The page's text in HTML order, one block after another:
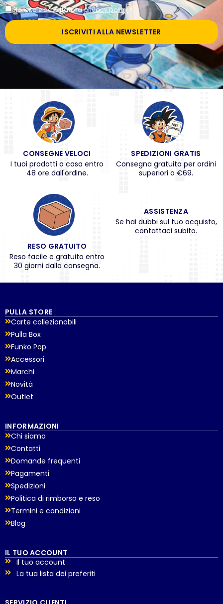
Ho letto e accettato laprivacy policy *
ISCRIVITI ALLA NEWSLETTER
CONSEGNE VELOCI
I tuoi prodotti a casa entro
48 ore dall'ordine.
SPEDIZIONI GRATIS
Consegna gratuita per ordini
superiori a €69.
RESO GRATUITO
Reso facile e gratuito entro
30 giorni dalla consegna.
ASSISTENZA
Se hai dubbi sul tuo acquisto,
contattaci subito.
PULLA STORE
Carte collezionabili
Pulla Box
Funko Pop
Accessori
Marchi
Novità
Outlet
INFORMAZIONI
Chi siamo
Contatti
Domande frequenti
Pagamenti
Spedizioni
Politica di rimborso e reso
Termini e condizioni
Blog
IL TUO ACCOUNT
Il tuo account
La tua lista dei preferiti